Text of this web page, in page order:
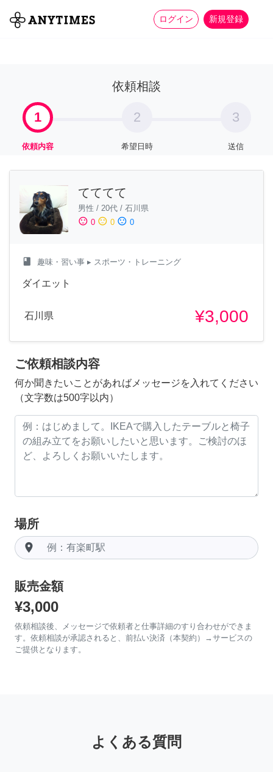
ログイン 新規登録
全て 家事 more_horiz
依頼相談
1
依頼内容
2
希望日時
3
送信
てててて
男性 / 20代 / 石川県
sentiment_satisfied 0 sentiment_neutral 0 sentiment_dissatisfied 0
class 趣味・習い事 ▸ スポーツ・トレーニング
ダイエット
石川県 ¥3,000
ご依頼相談内容
何か聞きたいことがあればメッセージを入れてください
（文字数は500字以内）
場所
room
販売金額
¥3,000
依頼相談後、メッセージで依頼者と仕事詳細のすり合わせができま
す。依頼相談が承認されると、前払い決済（本契約）→サービスの
ご提供となります。
よくある質問